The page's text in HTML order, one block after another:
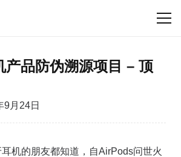
产品防伪溯源项目 – 顶
9月24日
机的朋友都知道，自AirPods问世火